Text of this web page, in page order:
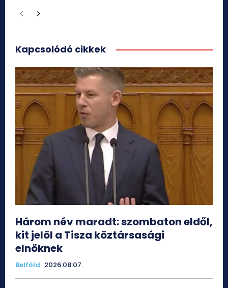
Kapcsolódó cikkek
Három név maradt: szombaton eldől,
kit jelöl a Tisza köztársasági
elnöknek
Belföld 2026.08.07.